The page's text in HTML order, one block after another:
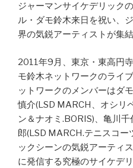
ジャーマンサイケデリック
ル・ダモ鈴木来日を祝い、
界の気鋭アーティストが集結
2011年9月、東京・東高円
モ鈴木ネットワークのライ
ットワークのメンバーはダ
慎介(LSD MARCH、オシリ
ン＆ナオミ.BORIS)、亀川
郎(LSD MARCH.テニスコー
ックシーンの気鋭アーティ
に発信する究極のサイケデ